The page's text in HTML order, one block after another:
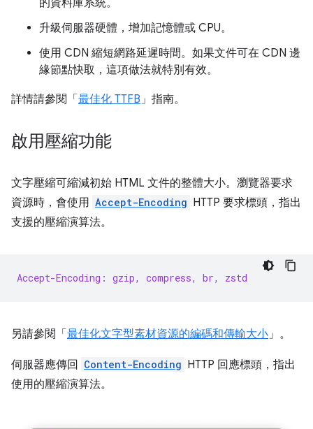
的資料庫系統。
升級伺服器硬體，增加記憶體或 CPU。
使用 CDN 縮短網路延遲時間。如果文件可在 CDN 邊
緣節點快取，這項做法就特別有效。
詳情請參閱「 最佳化 TTFB」指南。
啟用壓縮功能
文字壓縮可縮減初始 HTML 文件的整體大小。瀏覽器要求
資源時，會使用 Accept-Encoding HTTP 要求標頭，指出
支援的壓縮演算法。
Accept-Encoding: gzip, compress, br, zstd
另請參閱「 最佳化文字型素材資源的編碼和傳輸大小」。
伺服器應傳回 Content-Encoding HTTP 回應標頭，指出
使用的壓縮演算法。